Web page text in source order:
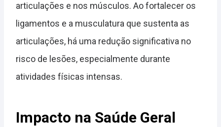
articulações e nos músculos. Ao fortalecer os
ligamentos e a musculatura que sustenta as
articulações, há uma redução significativa no
risco de lesões, especialmente durante
atividades físicas intensas.
Impacto na Saúde Geral